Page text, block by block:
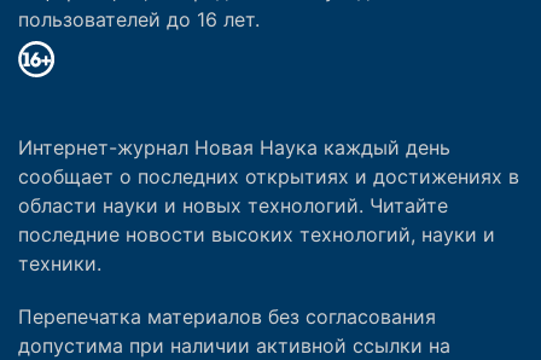
пользователей до 16 лет.
Интернет-журнал Новая Наука каждый день
сообщает о последних открытиях и достижениях в
области науки и новых технологий. Читайте
последние новости высоких технологий, науки и
техники.
Перепечатка материалов без согласования
допустима при наличии активной ссылки на